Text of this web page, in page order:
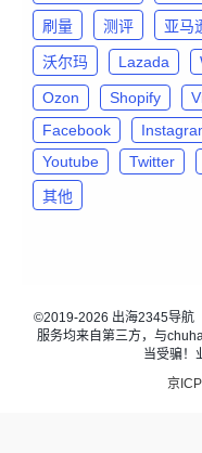
刷量 测评 亚马
沃尔玛 Lazada
Ozon Shopify
Facebook
Youtube
Twitter
其他
©2019-2026 出海2345导航
服务均来自第三方，与
当受骗！
京